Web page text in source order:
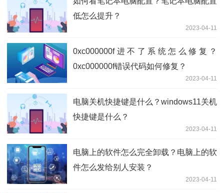
低怎么提升？
2023-04-11
0xc000000f进不了系统怎么修复？
0xc000000f错误代码如何修复？
2023-04-11
电脑关机快捷键是什么？windows11关机
快捷键是什么？
2023-04-11
电脑上的软件怎么完全卸载？电脑上的软
件怎么发给别人安装？
2023-04-11